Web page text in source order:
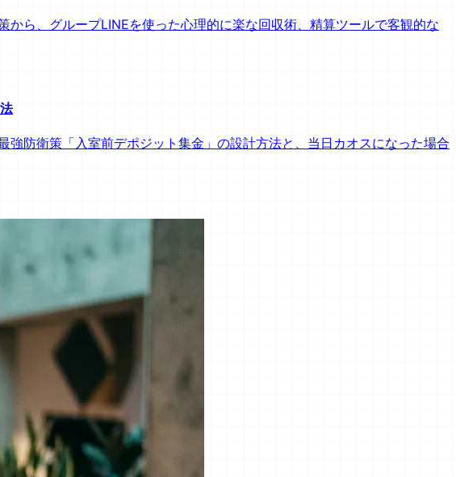
ら、グループLINEを使った心理的に楽な回収術、精算ツールで客観的な
防衛策「入室前デポジット集金」の設計方法と、当日カオスになった場合